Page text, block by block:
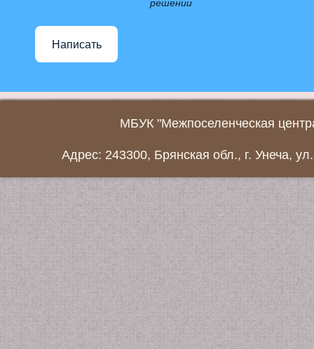
решении
Написать
МБУК "Межпоселенческая
Адрес: 243300, Брянская обл., г. Унеча,